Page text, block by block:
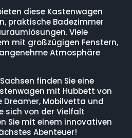
diese Kastenwagen
praktische Badezimmer
Viele
mit großzügigen Fenstern,
Atmosphäre
finden Sie eine
mit Hubbett von
Dreamer, Mobilvetta und
sich von der Vielfalt
Sie mit einem innovativen
Abenteuer!